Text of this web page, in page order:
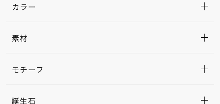
カラー
素材
モチーフ
誕生石